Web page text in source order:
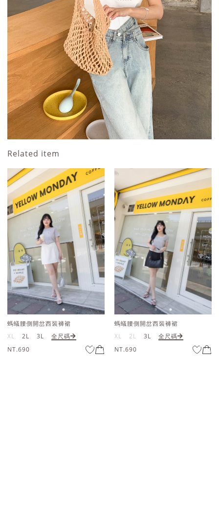
Related item
螞蟻腰側開岔西裝褲裙
XL
2L 3L
全尺碼
NT.690
螞蟻腰側開岔西裝褲裙
XL
2L 3L
全尺碼
NT.690